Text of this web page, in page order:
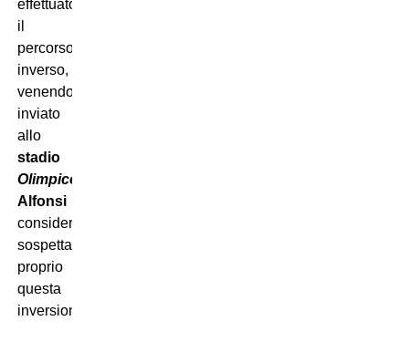
effettuato
il
percorso
inverso,
venendo
inviato
allo
stadio
Olimpico
Alfonsi
considera
sospetta
proprio
questa
inversione.